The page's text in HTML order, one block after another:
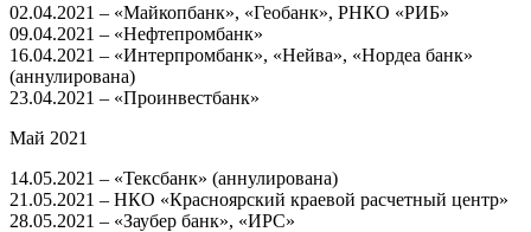
02.04.2021 – «Майкопбанк», «Геобанк», РНКО «РИБ»
09.04.2021 – «Нефтепромбанк»
16.04.2021 – «Интерпромбанк», «Нейва», «Нордеа банк»
(аннулирована)
23.04.2021 – «Проинвестбанк»
Май 2021
14.05.2021 – «Тексбанк» (аннулирована)
21.05.2021 – НКО «Красноярский краевой расчетный центр»
28.05.2021 – «Заубер банк», «ИРС»